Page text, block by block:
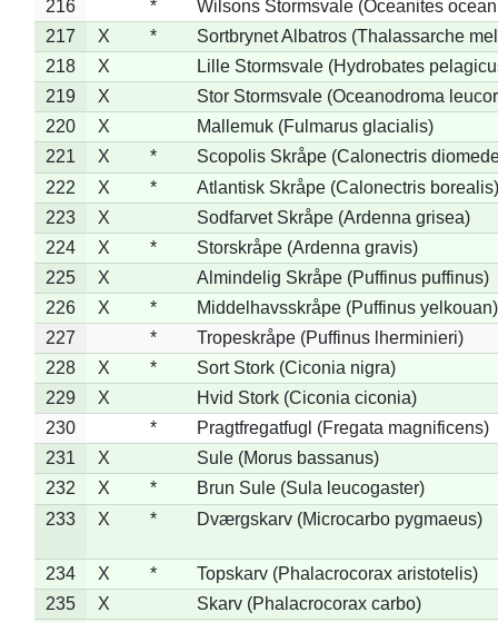
216 *
Wilsons Stormsvale (Oceanites
217
X *
Sortbrynet Albatros (Thalassarche
218
X
Lille Stormsvale (Hydrobates
219
X
Stor Stormsvale (Oceanodroma
220
X
Mallemuk (Fulmarus glacialis)
221
X *
Scopolis Skråpe (Calonectris
222
X *
Atlantisk Skråpe (Calonectris borealis)
223
X
Sodfarvet Skråpe (Ardenna grisea)
224
X *
Storskråpe (Ardenna gravis)
225
X
Almindelig Skråpe (Puffinus puffinus)
226
X *
Middelhavsskråpe (Puffinus yelkouan)
227
*
Tropeskråpe (Puffinus lherminieri)
228
X *
Sort Stork (Ciconia nigra)
229
X
Hvid Stork (Ciconia ciconia)
230
*
Pragtfregatfugl (Fregata magnificens)
231
X
Sule (Morus bassanus)
232
X *
Brun Sule (Sula leucogaster)
233
X * Dværgskarv (Microcarbo pygmaeus)
234 X *
Topskarv (Phalacrocorax aristotelis)
235
X
Skarv (Phalacrocorax carbo)